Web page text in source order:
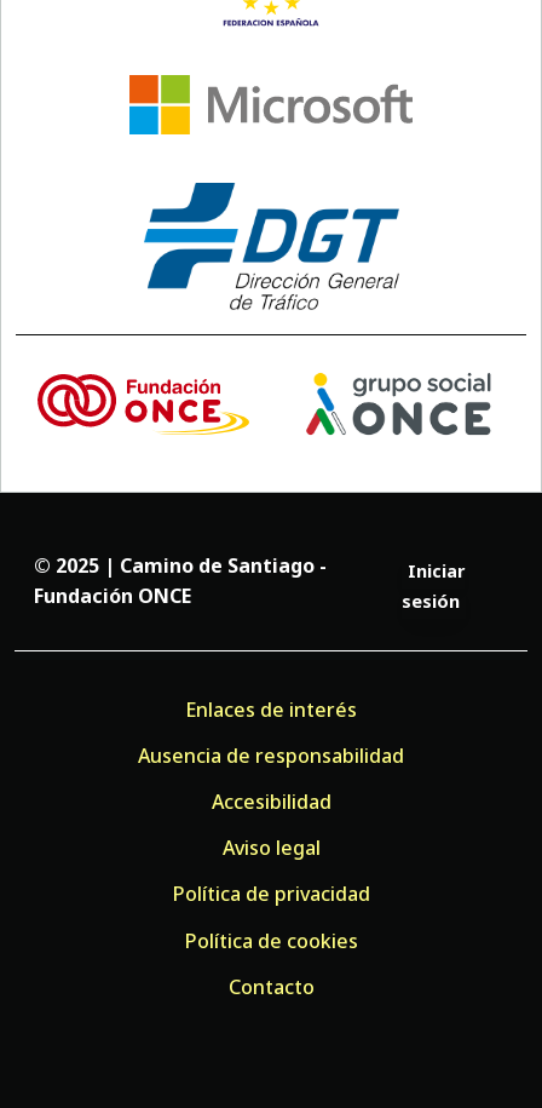
© 2025 | Camino de Santiago -
Fundación ONCE
Iniciar
sesión
Enlaces de interés
Ausencia de responsabilidad
Accesibilidad
Aviso legal
Política de privacidad
Política de cookies
Contacto